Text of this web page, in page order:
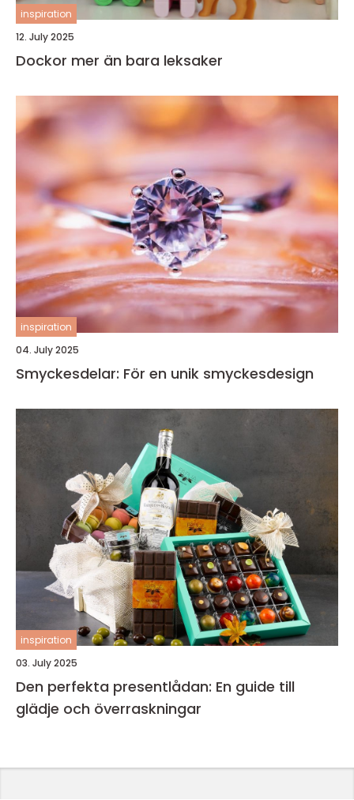
inspiration
12. July 2025
Dockor mer än bara leksaker
inspiration
04. July 2025
Smyckesdelar: För en unik smyckesdesign
inspiration
03. July 2025
Den perfekta presentlådan: En guide till
glädje och överraskningar